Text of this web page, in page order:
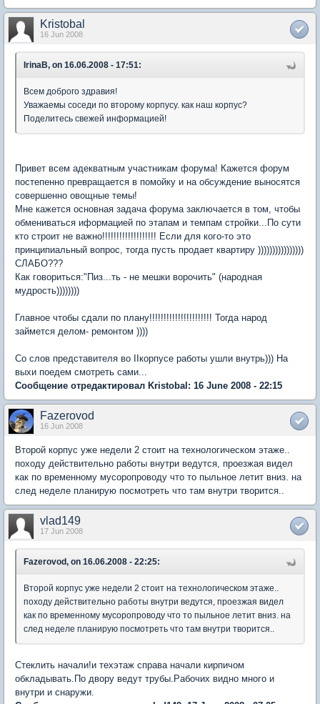
Kristobal
16 Jun 2008
IrinaB, on 16.06.2008 - 17:51:
Всем доброго здравия!
Уважаемы соседи по второму корпусу. как наш корпус?
Поделитесь свежей информацией!
Привет всем адекватным участникам форума! Кажется форум
постепенно превращается в помойку и на обсуждение выносятся
совершенно овощные темы!
Мне кажется основная задача форума заключается в том, чтобы
обмениваться иформацией по этапам и темпам стройки...По сути
кто строит не важно!!!!!!!!!!!!!!!!!!! Если для кого-то это
принципиальный вопрос, тогда пусть продает квартиру ))))))))))))))))
СЛАБО???
Как говориться:"Пиз...ть - не мешки ворочить" (народная
мудрость))))))))
Главное чтобы сдали по плану!!!!!!!!!!!!!!!!!!!!!! Тогда народ
займется делом- ремонтом ))))
Со слов представителя во IIкорпусе работы ушли внутрь))) На
выхи поедем смотреть сами...
Сообщение отредактировал Kristobal: 16 June 2008 - 22:15
Fazerovod
16 Jun 2008
Второй корпус уже недели 2 стоит на технологическом этаже..
походу действительно работы внутри ведутся, проезжая видел
как по временному мусоропроводу что то пыльное летит вниз. на
след неделе планирую посмотреть что там внутри творится..
vlad149
17 Jun 2008
Fazerovod, on 16.06.2008 - 22:25:
Второй корпус уже недели 2 стоит на технологическом этаже..
походу действительно работы внутри ведутся, проезжая видел
как по временному мусоропроводу что то пыльное летит вниз. на
след неделе планирую посмотреть что там внутри творится..
Стеклить начали!и техэтаж справа начали кирпичом
обкладывать.По двору ведут трубы.Рабочих видно много и
внутри и снаружи.